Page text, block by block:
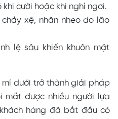
cười hoặc khi nghỉ ngơi.
xệ, nhăn nheo do lão
lệ sâu khiến khuôn mặt
mí dưới trở thành giải pháp
mắt được nhiều người lựa
hàng đã bắt đầu có